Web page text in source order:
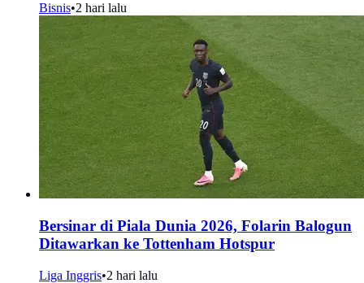
Bisnis•2 hari lalu
Bersinar di Piala Dunia 2026, Folarin Balogun
Ditawarkan ke Tottenham Hotspur
Liga Inggris•2 hari lalu